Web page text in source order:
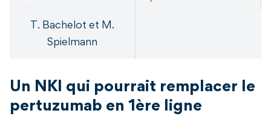
T. Bachelot et M.
Spielmann
Un NKI qui pourrait remplacer le
pertuzumab en 1ère ligne